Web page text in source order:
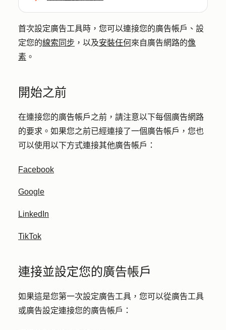
首次設定廣告工具時，您可以連接您的廣告帳戶、設
定您的線索同步 ，以及安裝任何來自廣告網路的像
素 。
開始之前
在連接您的廣告帳戶之前，請注意以下每個廣告網路
的要求。如果您之前已經連接了一個廣告帳戶，您也
可以使用以下方式連接其他廣告帳戶：
Facebook
Google
LinkedIn
TikTok
連接並設定您的廣告帳戶
如果這是您第一次設定廣告工具，您可以從廣告工具
或廣告設定連接您的廣告帳戶：